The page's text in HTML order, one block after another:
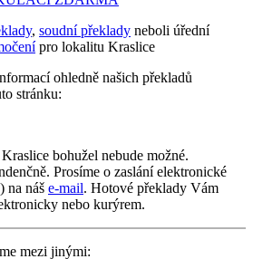
, soudní překlady neboli úřední
pro lokalitu Kraslice
ohledně našich překladů
stránku:
bohužel nebude možné.
Prosíme o zaslání elektronické
na náš e-mail. Hotové překlady Vám
nebo kurýrem.
mezi jinými: